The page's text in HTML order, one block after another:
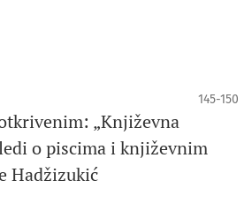
145-150
„Književna
o piscima i književnim
Hadžizukić